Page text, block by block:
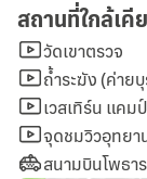
สถานที่ใกล้เคี
วัดเขาตรวจ
ถ้ำระฆัง (ค่าย
เวสเทิร์น แคม
จุดชมวิวอุทยา
สนามบินโพธา